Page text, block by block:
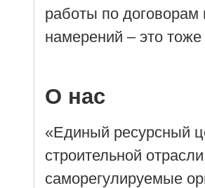
работы по договорам
намерений – это
О нас
«Единый ресурсный
строительной
саморегулируемые